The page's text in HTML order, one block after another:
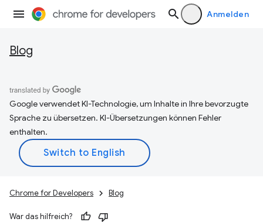
Anmelden
Blog
Google verwendet KI-Technologie, um Inhalte in Ihre bevorzugte
Sprache zu übersetzen. KI-Übersetzungen können Fehler
enthalten.
Chrome for Developers Blog
War das hilfreich?